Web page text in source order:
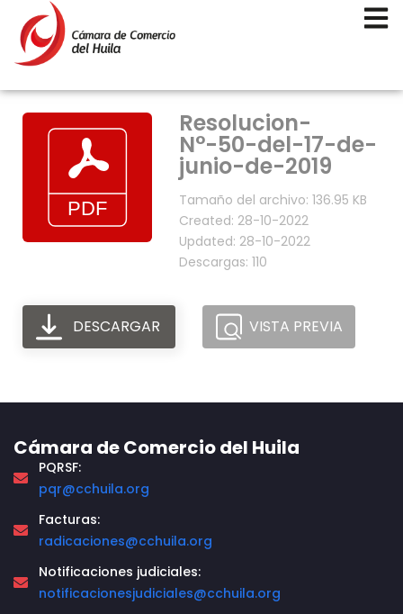
Resolucion-
N°-50-del-17-de-
junio-de-2019
Tamaño del archivo: 136.95 KB
Created: 28-10-2022
Updated: 28-10-2022
Descargas: 110
DESCARGAR VISTA PREVIA
Cámara de Comercio del Huila
PQRSF:
pqr@cchuila.org
Facturas:
radicaciones@cchuila.org
Notificaciones judiciales:
notificacionesjudiciales@cchuila.org